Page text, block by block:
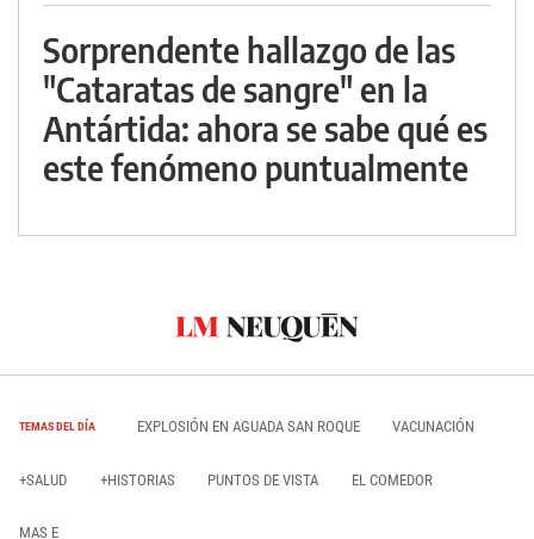
Sorprendente hallazgo de las
"Cataratas de sangre" en la
Antártida: ahora se sabe qué es
este fenómeno puntualmente
TEMAS DEL DÍA EXPLOSIÓN EN AGUADA SAN ROQUE VACUNACIÓN
+SALUD +HISTORIAS PUNTOS DE VISTA EL COMEDOR
MAS E